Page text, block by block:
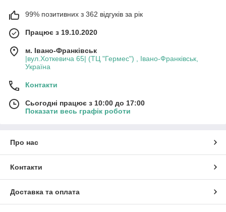
99% позитивних з 362 відгуків за рік
Працює з 19.10.2020
м. Івано-Франківськ
|вул.Хоткевича 65| (ТЦ "Гермес") , Івано-Франківськ,
Україна
Контакти
Сьогодні працює з 10:00 до 17:00
Показати весь графік роботи
Про нас
Контакти
Доставка та оплата